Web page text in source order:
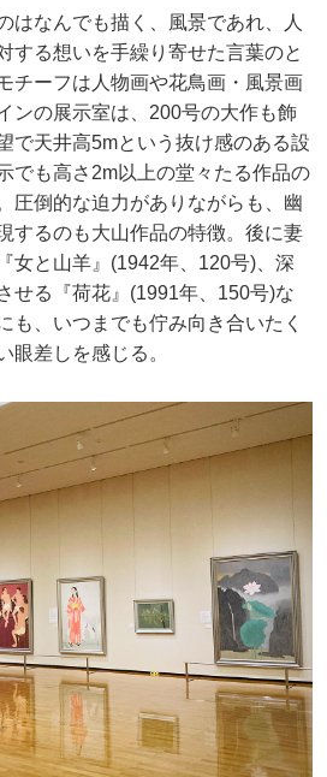
はなんでも描く、風景であれ、人
る想いを手繰り寄せた言葉のと
チーフは人物画や花鳥画・風景画
ンの展示室は、200号の大作も飾
で天井高5mという抜け感のある設
でも高さ2m以上の堂々たる作品の
圧倒的な迫力がありながらも、幽
するのも大山作品の特徴。後に妻
女と山羊』(1942年、120号)、深
せる『荷花』(1991年、150号)な
も、いつまでも佇み向き合いたく
眼差しを感じる。